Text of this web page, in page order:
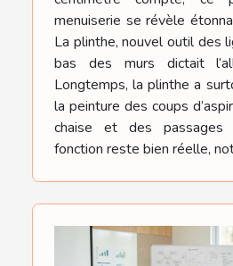
menuiserie se révèle
La plinthe, nouvel outil des
bas des murs dictait
Longtemps, la plinthe a
la peinture des coups
chaise et des
fonction reste bien réelle,